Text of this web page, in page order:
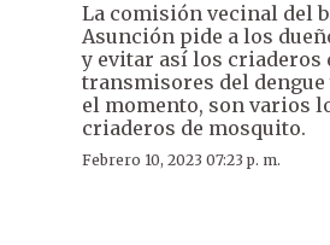
La comisión vecinal del
Asunción pide a los
y evitar así los criaderos
transmisores del
el momento, son varios
criaderos de mosquito.
Febrero 10, 2023 07:23 p. m.